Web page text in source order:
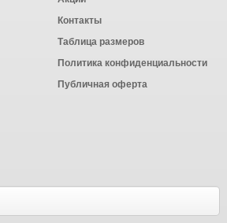
Контакты
Таблица размеров
Политика конфиденциальности
Публичная оферта